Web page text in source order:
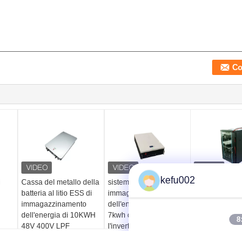
Cassa del metallo della
batteria al litio ESS di
immagazzinamento
dell'energia di 10KWH
48V 400V LPF
sistema RS232 di
immagazzinamento
dell'energia di 5kwh
7kwh con fuori
l'invertitore di griglia
ciclo lungo del
kefu002